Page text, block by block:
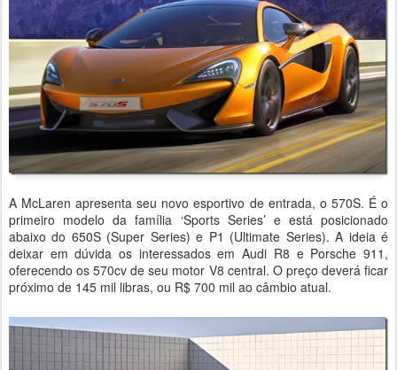
A McLaren apresenta seu novo esportivo de entrada, o 570S. É o
primeiro modelo da família ‘Sports Series’ e está posicionado
abaixo do 650S (Super Series) e P1 (Ultimate Series). A ideia é
deixar em dúvida os interessados em Audi R8 e Porsche 911,
oferecendo os 570cv de seu motor V8 central. O preço deverá ficar
próximo de 145 mil libras, ou R$ 700 mil ao câmbio atual.